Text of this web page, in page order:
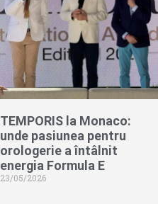
TEMPORIS la Monaco:
unde pasiunea pentru
orologerie a întâlnit
energia Formula E
23/05/2026